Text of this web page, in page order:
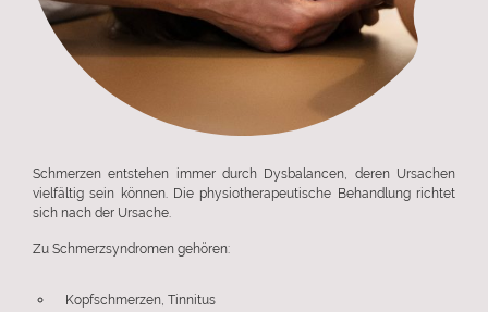
Kopfschmerzen, Tinnitus
Schmerzen entstehen immer durch Dysbalancen, deren Ursachen
vielfältig sein können. Die physiotherapeutische Behandlung richtet
sich nach der Ursache.
Zu Schmerzsyndromen gehören: